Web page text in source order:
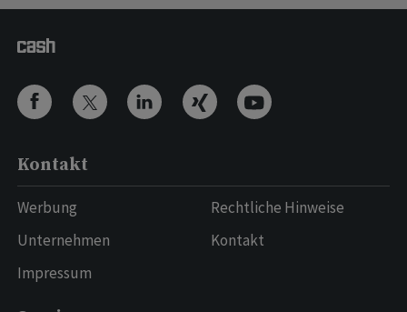
Kontakt
Werbung
Unternehmen
Impressum
Rechtliche Hinweise
Kontakt